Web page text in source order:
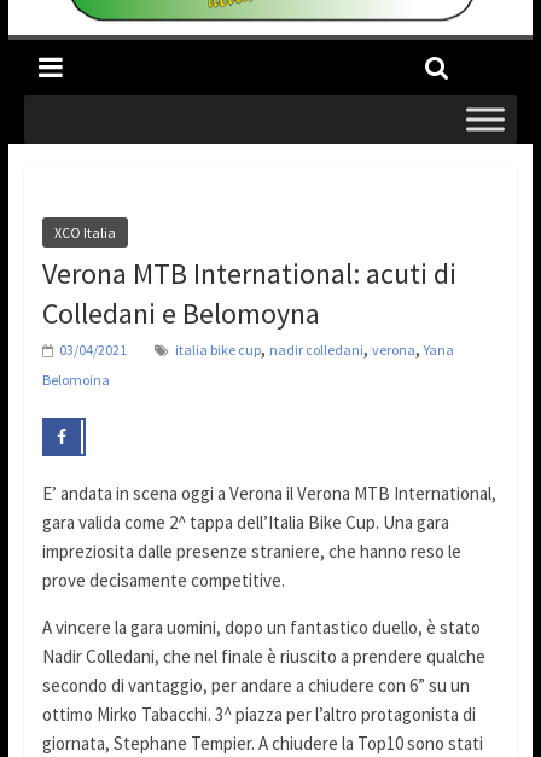
XCO Italia
Verona MTB International: acuti di
Colledani e Belomoyna
03/04/2021 italia bike cup, nadir colledani, verona,Yana
Belomoina
E’ andata in scena oggi a Verona il Verona MTB International,
gara valida come 2^ tappa dell’Italia Bike Cup. Una gara
impreziosita dalle presenze straniere, che hanno reso le
prove decisamente competitive.
A vincere la gara uomini, dopo un fantastico duello, è stato
Nadir Colledani, che nel finale è riuscito a prendere qualche
secondo di vantaggio, per andare a chiudere con 6” su un
ottimo Mirko Tabacchi. 3^ piazza per l’altro protagonista di
giornata, Stephane Tempier. A chiudere la Top10 sono stati